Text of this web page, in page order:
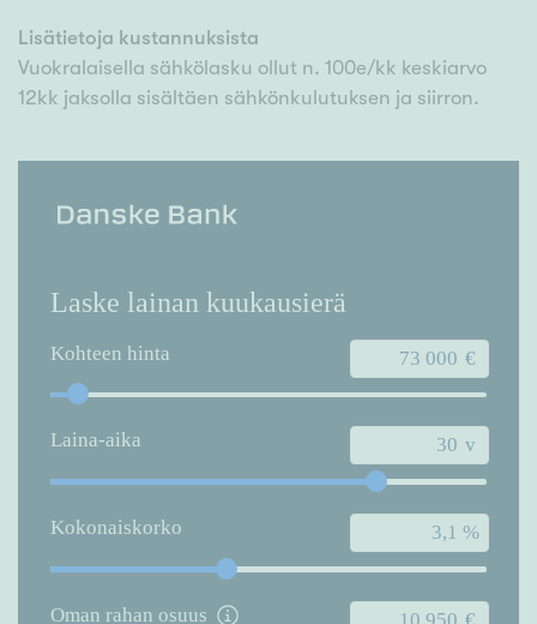
Lisätietoja kustannuksista
Vuokralaisella sähkölasku ollut n. 100e/kk keskiarvo
12kk jaksolla sisältäen sähkönkulutuksen ja siirron.